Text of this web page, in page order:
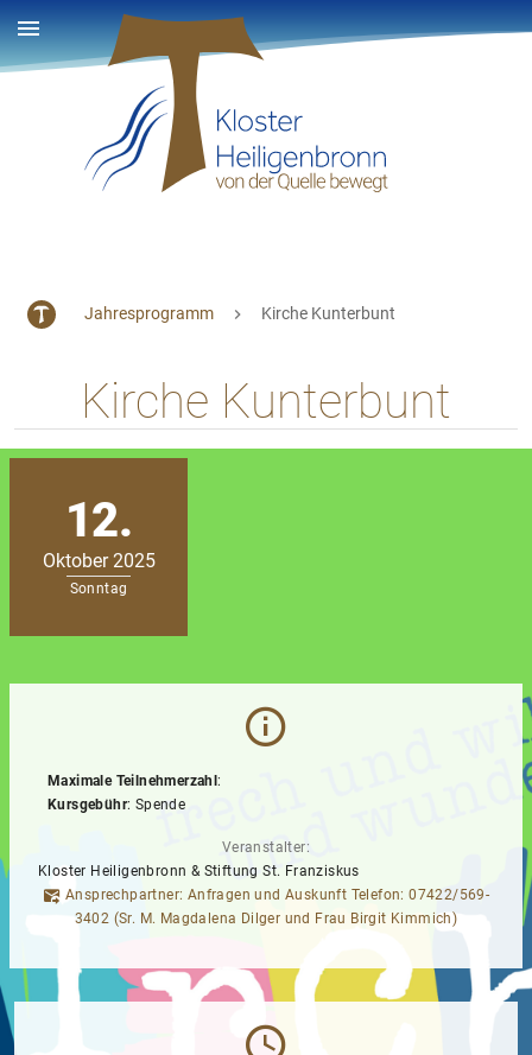
Jahresprogramm Kirche Kunterbunt
Kirche Kunterbunt
12.
Oktober 2025
Sonntag
Maximale Teilnehmerzahl:
Kursgebühr: Spende
Veranstalter:
Kloster Heiligenbronn & Stiftung St. Franziskus
Ansprechpartner: Anfragen und Auskunft Telefon: 07422/569-
3402 (Sr. M. Magdalena Dilger und Frau Birgit Kimmich)